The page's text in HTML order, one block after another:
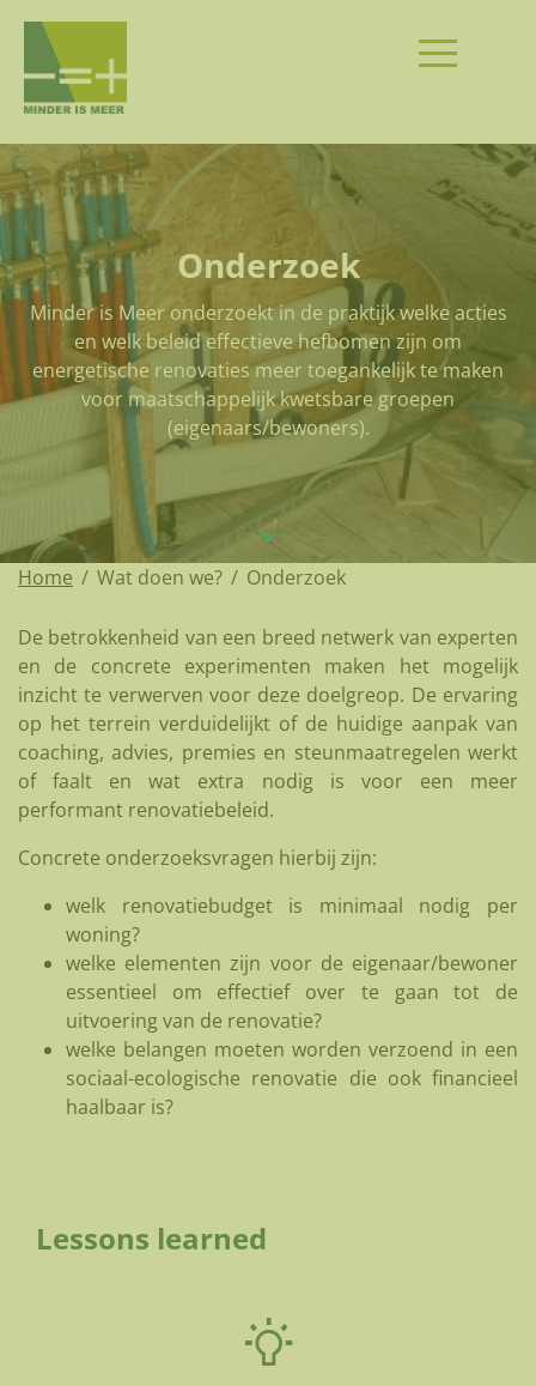
Onderzoek
Minder is Meer onderzoekt in de praktijk welke acties
en welk beleid effectieve hefbomen zijn om
energetische renovaties meer toegankelijk te maken
voor maatschappelijk kwetsbare groepen
(eigenaars/bewoners).
Home / Wat doen we? / Onderzoek
De betrokkenheid van een breed netwerk van experten
en de concrete experimenten maken het mogelijk
inzicht te verwerven voor deze doelgreop. De ervaring
op het terrein verduidelijkt of de huidige aanpak van
coaching, advies, premies en steunmaatregelen werkt
of faalt en wat extra nodig is voor een meer
performant renovatiebeleid.
Concrete onderzoeksvragen hierbij zijn:
welk renovatiebudget is minimaal nodig per
woning?
welke elementen zijn voor de eigenaar/bewoner
essentieel om effectief over te gaan tot de
uitvoering van de renovatie?
welke belangen moeten worden verzoend in een
sociaal-ecologische renovatie die ook financieel
haalbaar is?
Lessons learned